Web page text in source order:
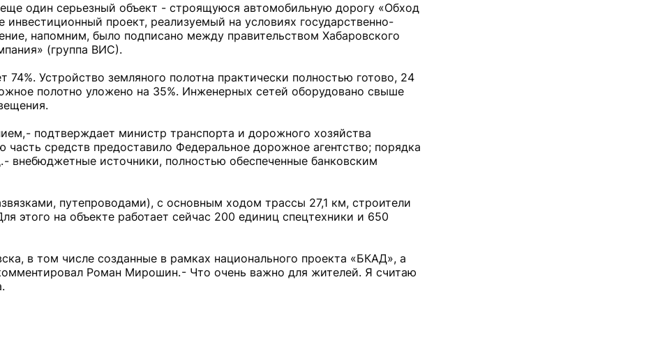
один серьезный объект - строящуюся автомобильную дорогу «Обход
проект, реализуемый на условиях государственно-
напомним, было подписано между правительством Хабаровского
(группа ВИС).
74%. Устройство земляного полотна практически полностью готово, 24
полотно уложено на 35%. Инженерных сетей оборудовано свыше
- подтверждает министр транспорта и дорожного хозяйства
средств предоставило Федеральное дорожное агентство; порядка
внебюджетные источники, полностью обеспеченные банковским
путепроводами), с основным ходом трассы 27,1 км, строители
этого на объекте работает сейчас 200 единиц спецтехники и 650
в том числе созданные в рамках национального проекта «БКАД», а
Роман Мирошин. - Что очень важно для жителей. Я считаю